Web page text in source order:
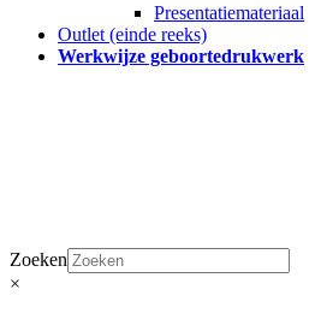
Presentatiemateriaal
Outlet (einde reeks)
Werkwijze geboortedrukwerk
Zoeken
×